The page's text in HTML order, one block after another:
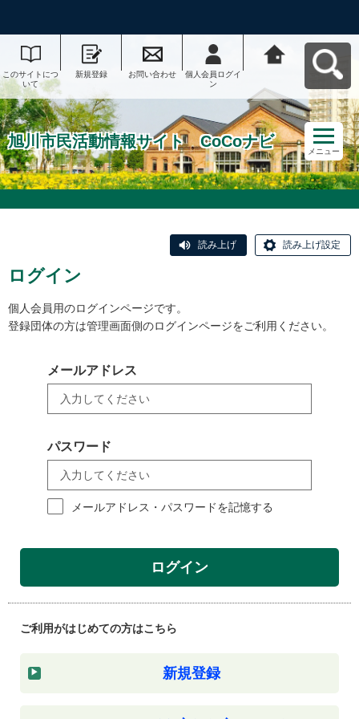
このサイトにつ
いて
新規登録 お問い合わせ
個人会員ログイ
ン
ナビへ戻る
旭川市民活動情報サイト CoCoナビ
メニュー
読み上げ 読み上げ設定
ログイン
個人会員用のログインページです。
登録団体の方は管理画面側のログインページをご利用ください。
メールアドレス
パスワード
メールアドレス・パスワードを記憶する
ログイン
ご利用がはじめての方はこちら
新規登録